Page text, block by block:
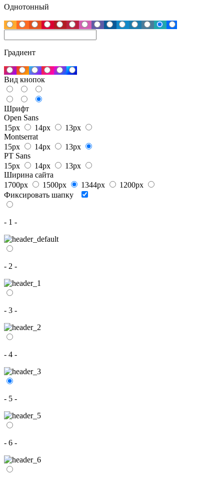
Однотонный
Градиент
Вид кнопок
Шрифт
Open Sans
15px
14px
13px
Montserrat
15px
14px
13px
PT Sans
15px
14px
13px
Ширина сайта
1700px
1500px 1344px
1200px
Фиксировать шапку
- 1 -
- 2 -
- 3 -
- 4 -
- 5 -
- 6 -